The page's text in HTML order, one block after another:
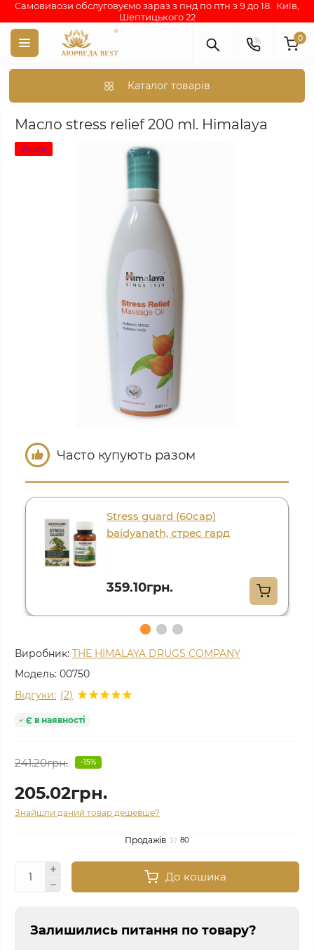
Самовивози обслуговуємо зараз з пнд по птн з 9 до 18. Київ,
Шептицького 22
0
Каталог товарів
Аюрведа каталог індійських товарів АЮРВЕДИЧНА
Масло stress relief 200 ml. Himalaya
Акція
Часто купують разом
Stress guard (60cap)
baidyanath, стрес гард
359.10грн.
Виробник: THE HIMALAYA DRUGS COMPANY
Модель: 00750
Відгуки: (2)
Є в наявності
241.20грн. -15%
205.02грн.
Знайшли даний товар дешевше?
Продажів 80
До кошика
Залишились питання по товару?